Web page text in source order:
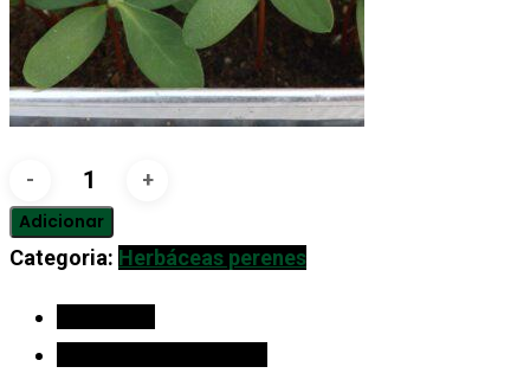
Quantidade
de
Eufórbia
Adicionar
Categoria: Herbáceas perenes